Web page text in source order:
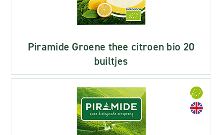
Piramide Groene thee citroen bio 20
builtjes